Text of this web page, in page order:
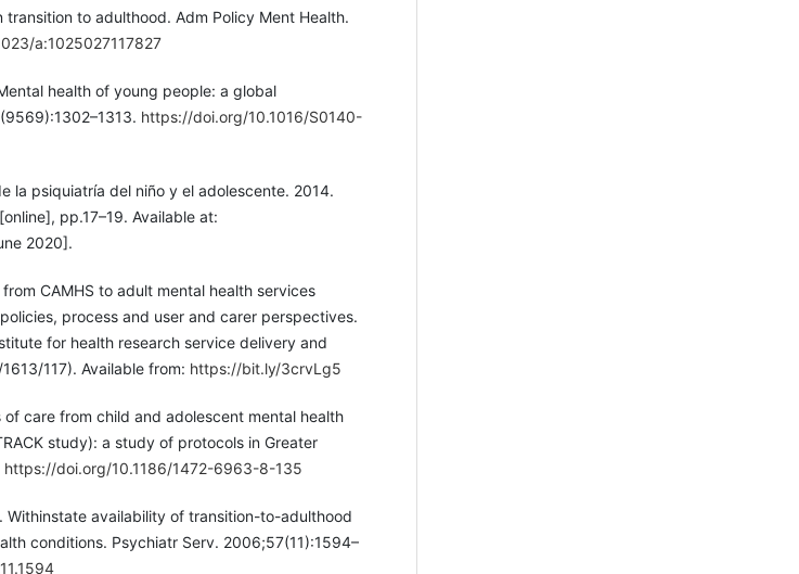
to adulthood. Adm Policy Ment Health.
a:1025027117827
health of young people: a global
https://doi.org/10.1016/S0140-
la psiquiatría del niño y el adolescente. 2014.
pp.17–19. Available at:
2020].
CAMHS to adult mental health services
process and user and carer perspectives.
for health research service delivery and
117). Available from: https://bit.ly/3crvLg5
of care from child and adolescent mental health
study): a study of protocols in Greater
https://doi.org/10.1186/1472-6963-8-135
Withinstate availability of transition-to-adulthood
conditions. Psychiatr Serv. 2006;57(11):1594–